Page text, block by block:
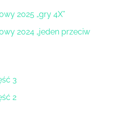
2025 „gry 4X”
2024 „jeden przeciw
3
2